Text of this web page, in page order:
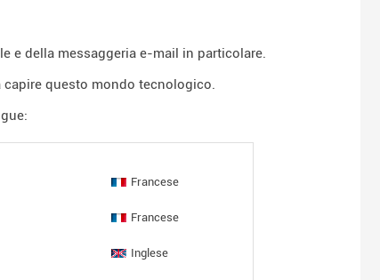
e della messaggeria e-mail in particolare.
questo mondo tecnologico.
Francese
Francese
Inglese